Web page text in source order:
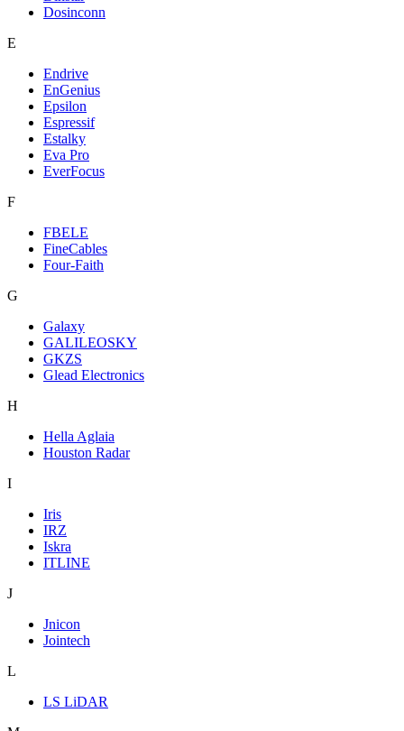
Dosinconn
E
Endrive
EnGenius
Epsilon
Espressif
Estalky
Eva Pro
EverFocus
F
FBELE
FineCables
Four-Faith
G
Galaxy
GALILEOSKY
GKZS
Glead Electronics
H
Hella Aglaia
Houston Radar
I
Iris
IRZ
Iskra
ITLINE
J
Jnicon
Jointech
L
LS LiDAR